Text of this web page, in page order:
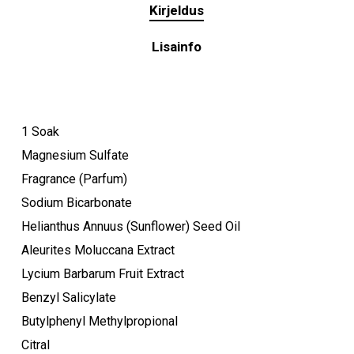
Kirjeldus
Lisainfo
1 Soak
Magnesium Sulfate
Fragrance (Parfum)
Sodium Bicarbonate
Helianthus Annuus (Sunflower) Seed Oil
Aleurites Moluccana Extract
Lycium Barbarum Fruit Extract
Benzyl Salicylate
Butylphenyl Methylpropional
Citral